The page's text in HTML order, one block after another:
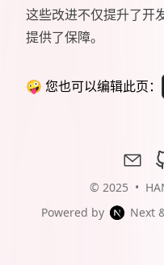
这些改进不仅提升了开
提供了保障。
🤪 您也可以编辑此页：
mail
© 2025 •
Powered by
Next